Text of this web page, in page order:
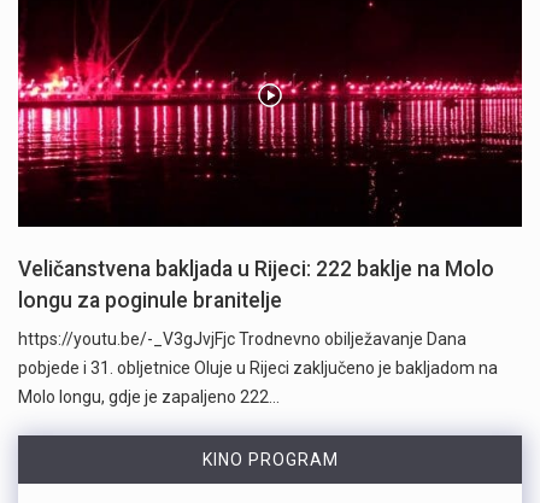
Veličanstvena bakljada u Rijeci: 222 baklje na Molo
longu za poginule branitelje
https://youtu.be/-_V3gJvjFjc Trodnevno obilježavanje Dana
pobjede i 31. obljetnice Oluje u Rijeci zaključeno je bakljadom na
Molo longu, gdje je zapaljeno 222…
KINO PROGRAM